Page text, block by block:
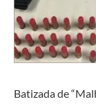
Batizada de